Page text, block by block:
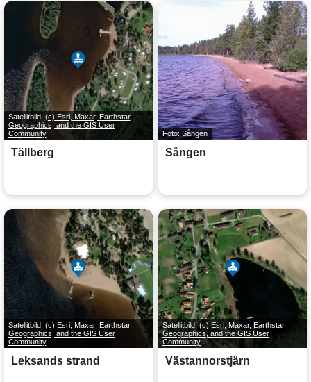
Satellitbild: (c) Esri, Maxar, Earthstar
Geographics, and the GIS User
Community
Tällberg
Foto: Sången
Sången
Satellitbild: (c) Esri, Maxar, Earthstar
Geographics, and the GIS User
Community
Leksands strand
Satellitbild:(c) Esri, Maxar, Earthstar
Geographics, and the GIS User
Community
Västannorstjärn